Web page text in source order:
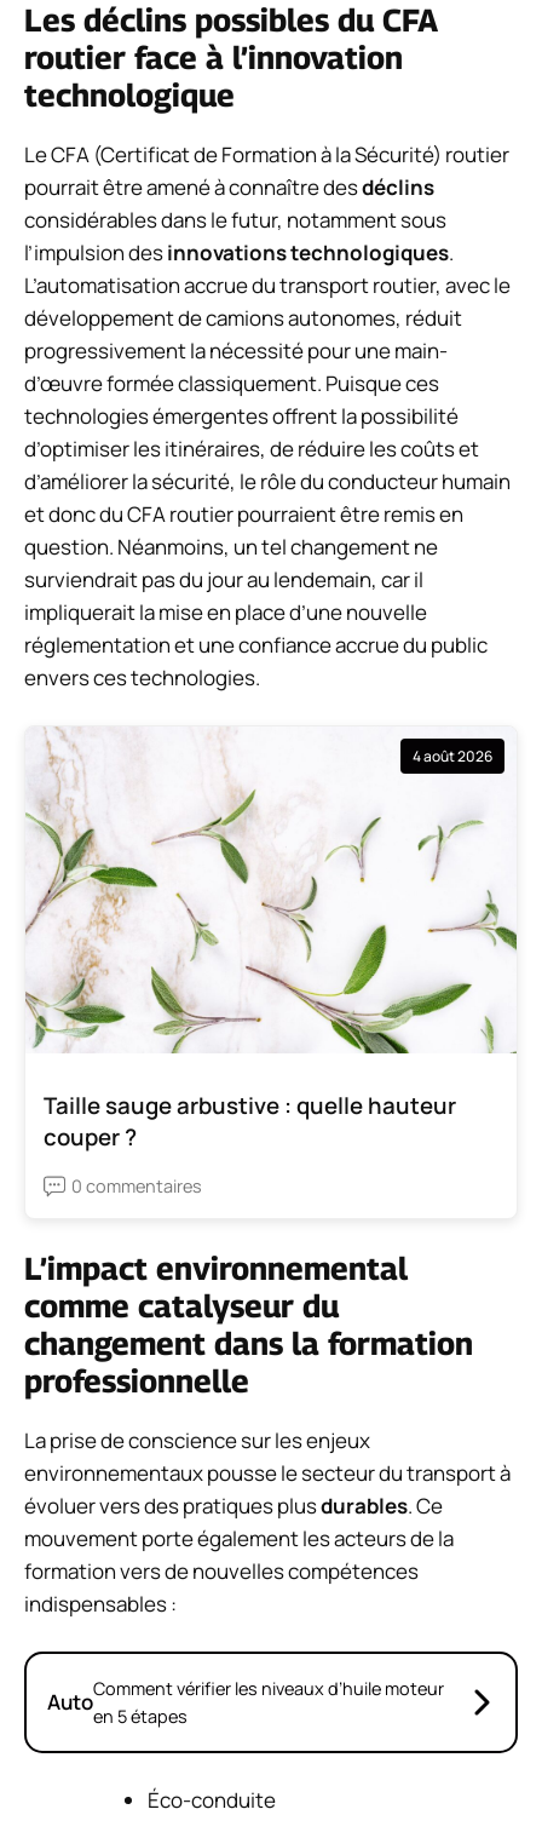
Les déclins possibles du CFA
routier face à l’innovation
technologique
Le CFA (Certificat de Formation à la Sécurité) routier
pourrait être amené à connaître desdéclins
considérables dans le futur, notamment sous
l’impulsion desinnovations technologiques.
L’automatisation accrue du transport routier, avec le
développement de camions autonomes, réduit
progressivement la nécessité pour une main-
d’œuvre formée classiquement. Puisque ces
technologies émergentes offrent la possibilité
d’optimiser les itinéraires, de réduire les coûts et
d’améliorer la sécurité, le rôle du conducteur humain
et donc du CFA routier pourraient être remis en
question. Néanmoins, un tel changement ne
surviendrait pas du jour au lendemain, car il
impliquerait la mise en place d’une nouvelle
réglementation et une confiance accrue du public
envers ces technologies.
4 août 2026
Taille sauge arbustive : quelle hauteur
couper ?
0 commentaires
L’impact environnemental
comme catalyseur du
changement dans la formation
professionnelle
La prise de conscience sur les enjeux
environnementaux pousse le secteur du transport à
évoluer vers des pratiques plusdurables. Ce
mouvement porte également les acteurs de la
formation vers de nouvelles compétences
indispensables :
AutoComment vérifier les niveaux d’huile moteur
en 5 étapes
Éco-conduite